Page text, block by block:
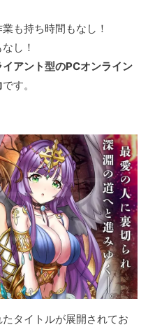
も持ち時間もなし！
し！
アント型のPCオンライン
です。
タイトルが展開されてお